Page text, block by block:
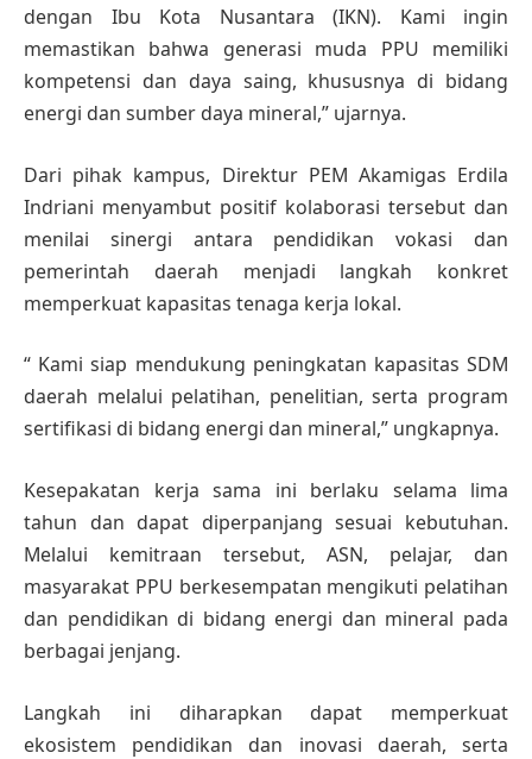
dengan Ibu Kota Nusantara (IKN). Kami ingin
memastikan bahwa generasi muda PPU memiliki
kompetensi dan daya saing, khususnya di bidang
energi dan sumber daya mineral,” ujarnya.
Dari pihak kampus, Direktur PEM Akamigas Erdila
Indriani menyambut positif kolaborasi tersebut dan
menilai sinergi antara pendidikan vokasi dan
pemerintah daerah menjadi langkah konkret
memperkuat kapasitas tenaga kerja lokal.
“ Kami siap mendukung peningkatan kapasitas SDM
daerah melalui pelatihan, penelitian, serta program
sertifikasi di bidang energi dan mineral,” ungkapnya.
Kesepakatan kerja sama ini berlaku selama lima
tahun dan dapat diperpanjang sesuai kebutuhan.
Melalui kemitraan tersebut, ASN, pelajar, dan
masyarakat PPU berkesempatan mengikuti pelatihan
dan pendidikan di bidang energi dan mineral pada
berbagai jenjang.
Langkah ini diharapkan dapat memperkuat
ekosistem pendidikan dan inovasi daerah, serta